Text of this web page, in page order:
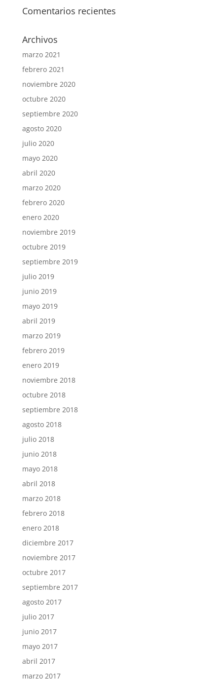
Comentarios recientes
Archivos
marzo 2021
febrero 2021
noviembre 2020
octubre 2020
septiembre 2020
agosto 2020
julio 2020
mayo 2020
abril 2020
marzo 2020
febrero 2020
enero 2020
noviembre 2019
octubre 2019
septiembre 2019
julio 2019
junio 2019
mayo 2019
abril 2019
marzo 2019
febrero 2019
enero 2019
noviembre 2018
octubre 2018
septiembre 2018
agosto 2018
julio 2018
junio 2018
mayo 2018
abril 2018
marzo 2018
febrero 2018
enero 2018
diciembre 2017
noviembre 2017
octubre 2017
septiembre 2017
agosto 2017
julio 2017
junio 2017
mayo 2017
abril 2017
marzo 2017